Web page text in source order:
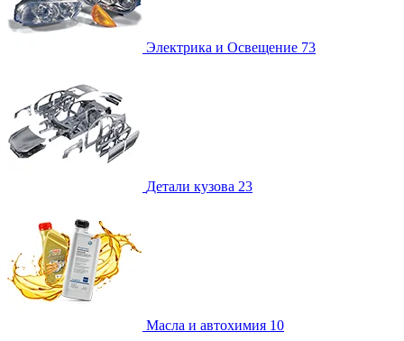
Электрика и Освещение 73
Детали кузова 23
Масла и автохимия 10